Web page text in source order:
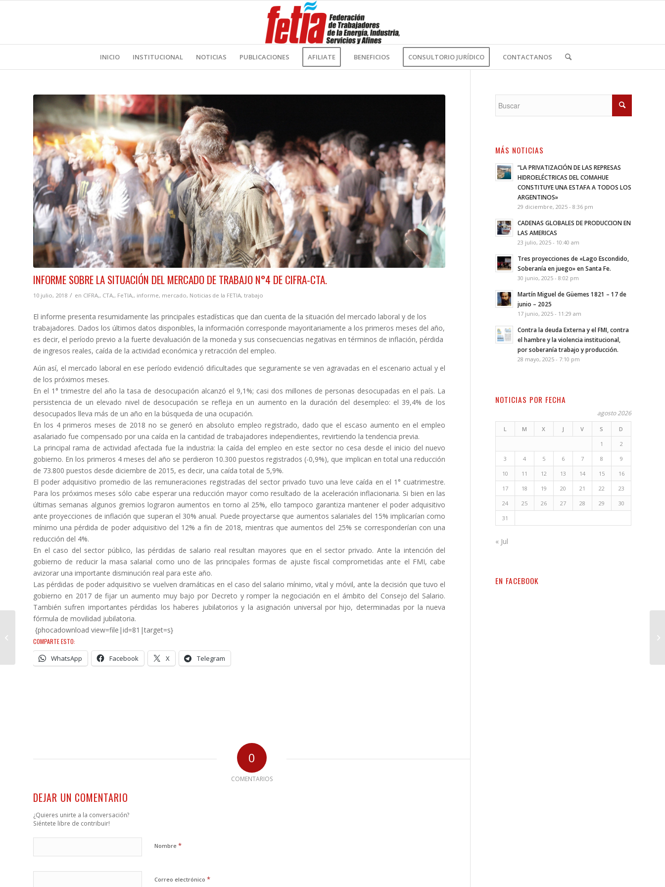
INICIO INSTITUCIONAL NOTICIAS PUBLICACIONES AFILIATE BENEFICIOS CONSULTORIO JURÍDICO CONTACTANOS
INFORME SOBRE LA SITUACIÓN DEL MERCADO DE TRABAJO N°4 DE CIFRA-CTA.
10 julio, 2018 / en CIFRA,, CTA,, FeTIA,, informe, mercado, Noticias de la FETIA, trabajo
El informe presenta resumidamente las principales estadísticas que dan cuenta de la situación del mercado laboral y de los
trabajadores. Dados los últimos datos disponibles, la información corresponde mayoritariamente a los primeros meses del año,
es decir, el período previo a la fuerte devaluación de la moneda y sus consecuencias negativas en términos de inflación, pérdida
de ingresos reales, caída de la actividad económica y retracción del empleo.
Aún así, el mercado laboral en ese período evidenció dificultades que seguramente se ven agravadas en el escenario actual y el
de los próximos meses.
En el 1° trimestre del año la tasa de desocupación alcanzó el 9,1%; casi dos millones de personas desocupadas en el país. La
persistencia de un elevado nivel de desocupación se refleja en un aumento en la duración del desempleo: el 39,4% de los
desocupados lleva más de un año en la búsqueda de una ocupación.
En los 4 primeros meses de 2018 no se generó en absoluto empleo registrado, dado que el escaso aumento en el empleo
asalariado fue compensado por una caída en la cantidad de trabajadores independientes, revirtiendo la tendencia previa.
La principal rama de actividad afectada fue la industria: la caída del empleo en este sector no cesa desde el inicio del nuevo
gobierno. En los primeros 4 meses del año se perdieron 10.300 puestos registrados (-0,9%), que implican en total una reducción
de 73.800 puestos desde diciembre de 2015, es decir, una caída total de 5,9%.
El poder adquisitivo promedio de las remuneraciones registradas del sector privado tuvo una leve caída en el 1° cuatrimestre.
Para los próximos meses sólo cabe esperar una reducción mayor como resultado de la aceleración inflacionaria. Si bien en las
últimas semanas algunos gremios lograron aumentos en torno al 25%, ello tampoco garantiza mantener el poder adquisitivo
ante proyecciones de inflación que superan el 30% anual. Puede proyectarse que aumentos salariales del 15% implicarían como
mínimo una pérdida de poder adquisitivo del 12% a fin de 2018, mientras que aumentos del 25% se corresponderían con una
reducción del 4%.
En el caso del sector público, las pérdidas de salario real resultan mayores que en el sector privado. Ante la intención del
gobierno de reducir la masa salarial como uno de las principales formas de ajuste fiscal comprometidas ante el FMI, cabe
avizorar una importante disminución real para este año.
Las pérdidas de poder adquisitivo se vuelven dramáticas en el caso del salario mínimo, vital y móvil, ante la decisión que tuvo el
gobierno en 2017 de fijar un aumento muy bajo por Decreto y romper la negociación en el ámbito del Consejo del Salario.
También sufren importantes pérdidas los haberes jubilatorios y la asignación universal por hijo, determinadas por la nueva
fórmula de movilidad jubilatoria.
{phocadownload view=file|id=81|target=s}
COMPARTE ESTO:
WhatsApp Facebook X Telegram
0
COMENTARIOS
DEJAR UN COMENTARIO
¿Quieres unirte a la conversación?
Siéntete libre de contribuir!
Nombre *
Correo electrónico *
MÁS NOTICIAS
”LA PRIVATIZACIÓN DE LAS REPRESAS
HIDROELÉCTRICAS DEL COMAHUE
CONSTITUYE UNA ESTAFA A TODOS LOS
ARGENTINOS»
29 diciembre, 2025 - 8:36 pm
CADENAS GLOBALES DE PRODUCCION EN
LAS AMERICAS
23 julio, 2025 - 10:40 am
Tres proyecciones de «Lago Escondido,
Soberanía en juego» en Santa Fe.
30 junio, 2025 - 8:02 pm
Martín Miguel de Güemes 1821 – 17 de
junio – 2025
17 junio, 2025 - 11:29 am
Contra la deuda Externa y el FMI, contra
el hambre y la violencia institucional,
por soberanía trabajo y producción.
28 mayo, 2025 - 7:10 pm
NOTICIAS POR FECHA
agosto 2026
L M X J V S
D
1
2
3
4 5 6 7 8
9
10
11 12 13 14 15
16
17
18 19 20 21 22
23
24
25 26 27 28 29
30
31
« Jul
EN FACEBOOK
La FeTIA inicia su
proceso electoral